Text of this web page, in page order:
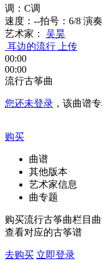
调：C调
速度：--拍号：6/8 演
艺术家： 吴昊
耳边的流行
上传
00:00
00:00
流行古筝曲
您还未登录 ，该曲谱
购买
曲谱
其他版本
艺术家信息
曲专题
购买流行古筝曲栏目
查看对应的古筝谱
去购买 立即登录